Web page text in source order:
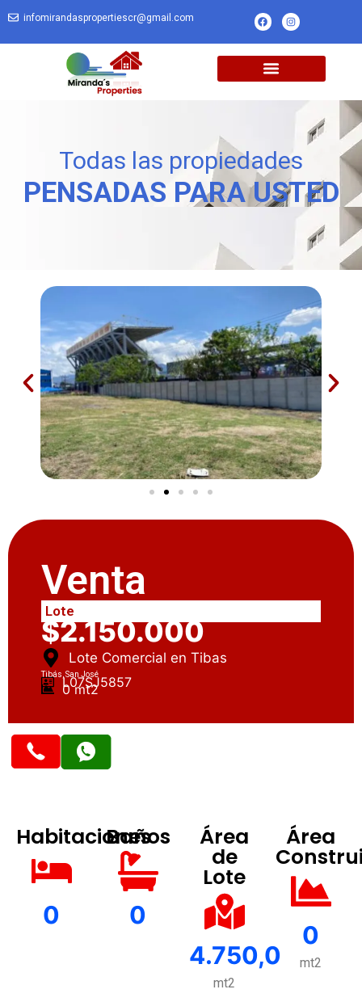
infomirandaspropertiescr@gmail.com
Todas las propiedades
PENSADAS PARA USTED
Venta
Lote
$2.150.000
Lote Comercial en Tibas
Tibás, San José
L07SJ5857
0 mt2
Habitaciones
0
Baños
0
Área
de
Lote
4.750,0
mt2
Área
0
mt2